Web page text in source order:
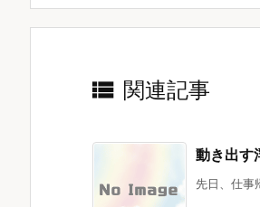
 関連記事
動き出す
先日、仕事